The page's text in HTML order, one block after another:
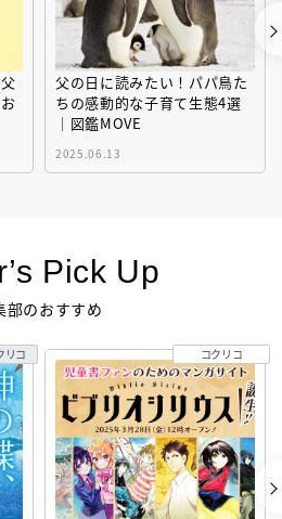
父の日に読みたい！パパ鳥た
ちの感動的な子育て生態4選
｜図鑑MOVE
2025.06.13
Pick Up
部のおすすめ
リコ コクリコ